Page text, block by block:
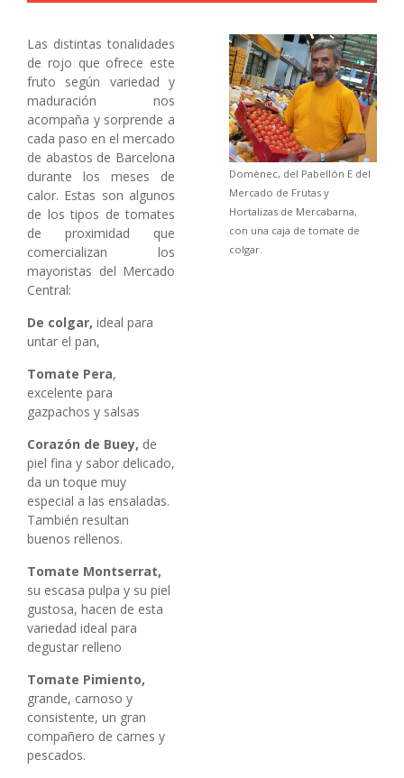
Las distintas tonalidades
de rojo que ofrece este
fruto según variedad y
maduración nos
acompaña y sorprende a
cada paso en el mercado
de abastos de Barcelona
durante los meses de
calor. Estas son algunos
de los tipos de tomates
de proximidad que
comercializan los
mayoristas del Mercado
Central:
De colgar, ideal para
untar el pan,
Tomate Pera,
excelente para
gazpachos y salsas
Corazón de Buey, de
piel fina y sabor delicado,
da un toque muy
especial a las ensaladas.
También resultan
buenos rellenos.
Tomate Montserrat,
su escasa pulpa y su piel
gustosa, hacen de esta
variedad ideal para
degustar relleno
Tomate Pimiento,
grande, carnoso y
consistente, un gran
compañero de carnes y
pescados.
Domènec, del Pabellón E del
Mercado de Frutas y
Hortalizas de Mercabarna,
con una caja de tomate de
colgar.